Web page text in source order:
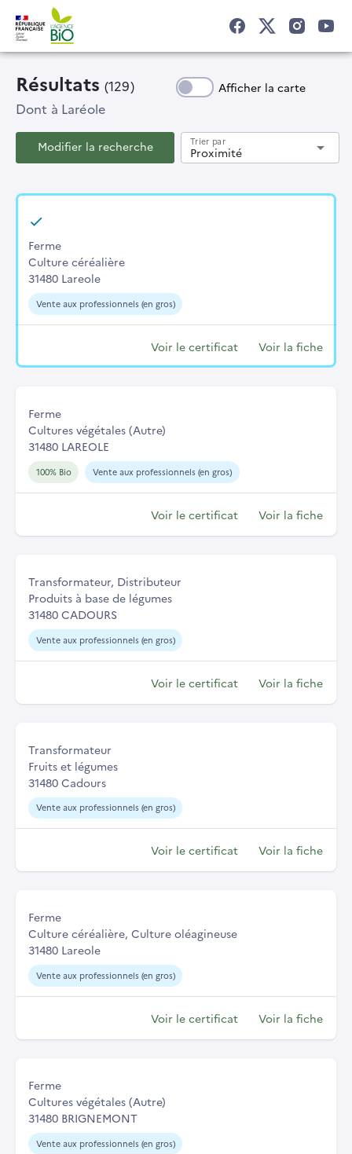
Résultats (129) Afficher la carte
Dont à Laréole
Modifier la recherche Proximité
Trier par arrow_drop_down
Ferme
Culture céréalière
31480 Lareole
Vente aux professionnels (en gros)
Voir le certificat Voir la fiche
Ferme
Cultures végétales (Autre)
31480 LAREOLE
100% Bio Vente aux professionnels (en gros)
Voir le certificat Voir la fiche
Transformateur, Distributeur
Produits à base de légumes
31480 CADOURS
Vente aux professionnels (en gros)
Voir le certificat Voir la fiche
Transformateur
Fruits et légumes
31480 Cadours
Vente aux professionnels (en gros)
Voir le certificat Voir la fiche
Ferme
Culture céréalière, Culture oléagineuse
31480 Lareole
Vente aux professionnels (en gros)
Voir le certificat Voir la fiche
Ferme
Cultures végétales (Autre)
31480 BRIGNEMONT
Vente aux professionnels (en gros)